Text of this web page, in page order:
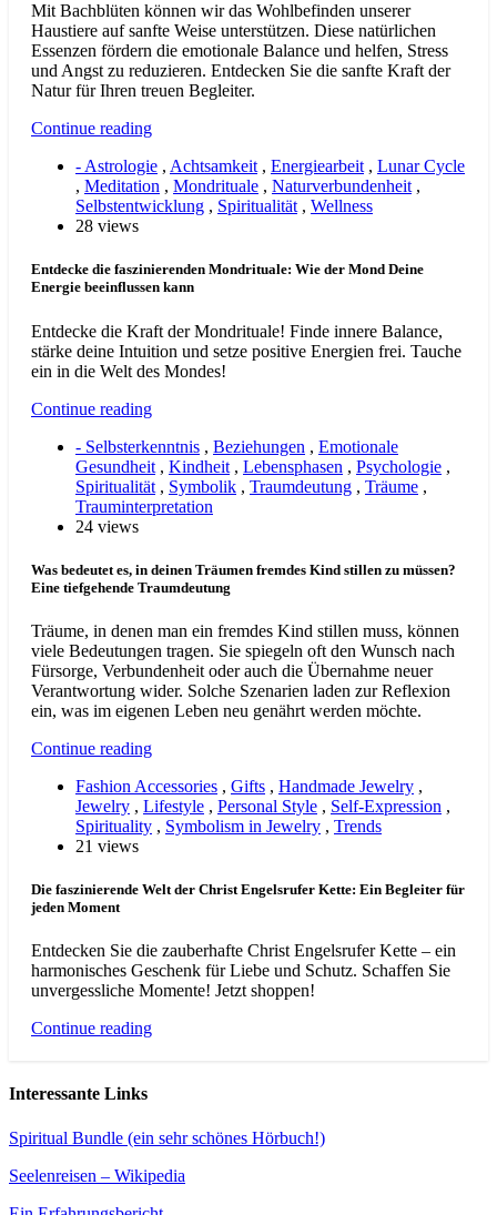
Mit Bachblüten können wir das Wohlbefinden unserer
Haustiere auf sanfte Weise unterstützen. Diese natürlichen
Essenzen fördern die emotionale Balance und helfen, Stress
und Angst zu reduzieren. Entdecken Sie die sanfte Kraft der
Natur für Ihren treuen Begleiter.
Continue reading
- Astrologie , Achtsamkeit , Energiearbeit , Lunar Cycle
, Meditation , Mondrituale , Naturverbundenheit ,
Selbstentwicklung , Spiritualität , Wellness
28 views
Entdecke die faszinierenden Mondrituale: Wie der Mond Deine
Energie beeinflussen kann
Entdecke die Kraft der Mondrituale! Finde innere Balance,
stärke deine Intuition und setze positive Energien frei. Tauche
ein in die Welt des Mondes!
Continue reading
- Selbsterkenntnis , Beziehungen , Emotionale
Gesundheit , Kindheit , Lebensphasen , Psychologie ,
Spiritualität , Symbolik , Traumdeutung , Träume ,
Trauminterpretation
24 views
Was bedeutet es, in deinen Träumen fremdes Kind stillen zu müssen?
Eine tiefgehende Traumdeutung
Träume, in denen man ein fremdes Kind stillen muss, können
viele Bedeutungen tragen. Sie spiegeln oft den Wunsch nach
Fürsorge, Verbundenheit oder auch die Übernahme neuer
Verantwortung wider. Solche Szenarien laden zur Reflexion
ein, was im eigenen Leben neu genährt werden möchte.
Continue reading
Fashion Accessories , Gifts , Handmade Jewelry ,
Jewelry , Lifestyle , Personal Style , Self-Expression ,
Spirituality , Symbolism in Jewelry , Trends
21 views
Die faszinierende Welt der Christ Engelsrufer Kette: Ein Begleiter für
jeden Moment
Entdecken Sie die zauberhafte Christ Engelsrufer Kette – ein
harmonisches Geschenk für Liebe und Schutz. Schaffen Sie
unvergessliche Momente! Jetzt shoppen!
Continue reading
Interessante Links
Spiritual Bundle (ein sehr schönes Hörbuch!)
Seelenreisen – Wikipedia